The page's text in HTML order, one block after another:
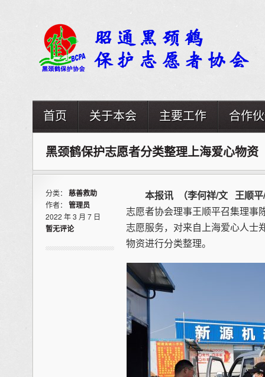
首页 关于本会 主要工作 合作
黑颈鹤保护志愿者分类整理上海爱心物资
分类： 慈善救助
作者： 管理员
2022 年 3 月 7 日
暂无评论
本报讯 （李何祥/文 王顺
志愿者协会理事王顺平召集理事
志愿服务，对来自上海爱心人士
物资进行分类整理。